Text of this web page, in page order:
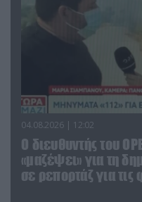
04.08.2026 | 12:02
O διευθυντής του
«μαζέψει» για τη
σε ρεπορτάζ για τις